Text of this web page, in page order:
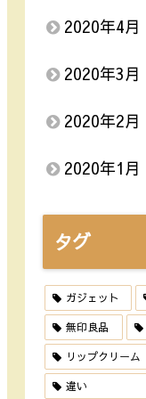
2020年4月
2020年3月
2020年2月
2020年1月
タグ
ガジェット
無印良品
リップクリーム
違い